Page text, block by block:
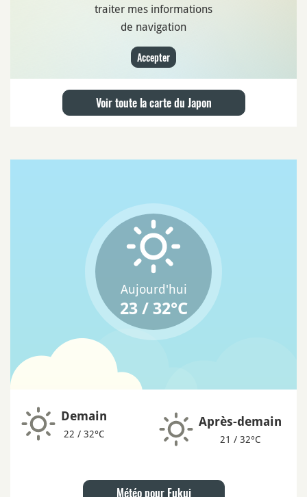
traiter mes informations
de navigation
Accepter
Voir toute la carte du Japon
Aujourd'hui
23 / 32°C
Demain
22 / 32°C
Après-demain
21 / 32°C
Météo pour Fukui